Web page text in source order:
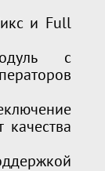
и Full
с
качества